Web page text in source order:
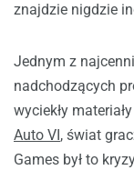
znajdzie nigdzie
Jednym z
nadchodzących
wyciekły
Auto VI, świat
Games był to